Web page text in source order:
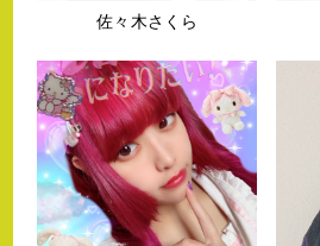
佐々木さくら